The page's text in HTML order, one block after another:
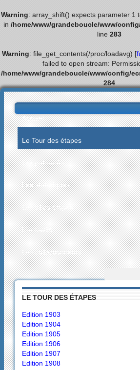
Warning: array_shift() expects parameter 1
in /home/www/grandeboucle/www/
line 283
Warning: file_get_contents(/proc/loadavg) [
failed to open stream:
/home/www/grandeboucle/www/config/
284
Accueil
Le Tour des étapes
Les palmarès
Les statistiques
Les villes étapes
L’actualité
Les collectionneurs
LE TOUR DES ÉTAPES
Edition 1903
Edition 1904
Edition 1905
Edition 1906
Edition 1907
Edition 1908